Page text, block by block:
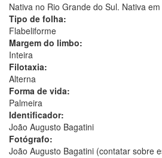
Nativa no Rio Grande do Sul. Nativa
Tipo de folha:
Flabeliforme
Margem do limbo:
Inteira
Filotaxia:
Alterna
Forma de vida:
Palmeira
Identificador:
João Augusto Bagatini
Fotógrafo:
João Augusto Bagatini (contatar sobre